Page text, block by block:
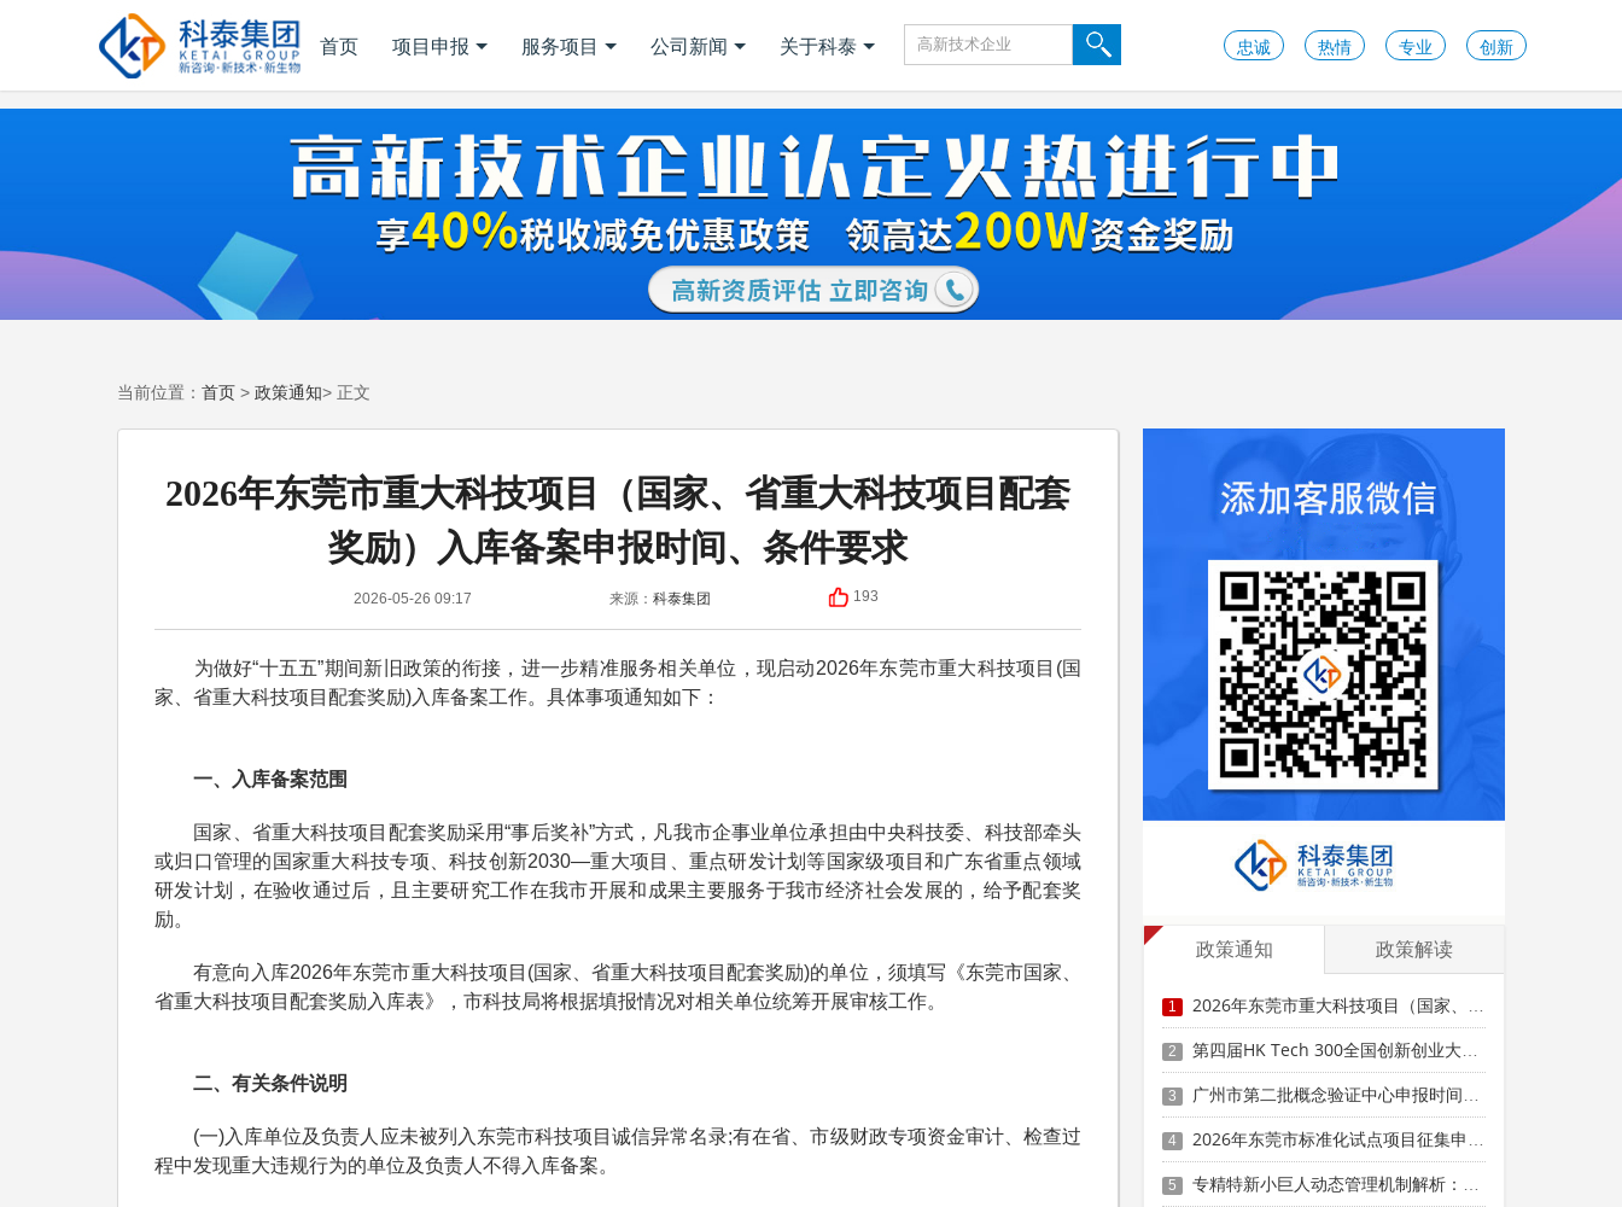
首页 项目申报 服务项目 公司新闻 关于科泰 忠诚 热情 专业 创新
当前位置： 首页 > 政策通知> 正文
2026年东莞市重大科技项目（国家、省重大科技项目配套
奖励）入库备案申报时间、条件要求
2026-05-26 09:17 来源： 科泰集团 193
为做好“十五五”期间新旧政策的衔接，进一步精准服务相关单位，现启动2026年东莞市重大科技项目(国
家、省重大科技项目配套奖励)入库备案工作。具体事项通知如下：
一、入库备案范围
国家、省重大科技项目配套奖励采用“事后奖补”方式，凡我市企事业单位承担由中央科技委、科技部牵头
或归口管理的国家重大科技专项、科技创新2030—重大项目、重点研发计划等国家级项目和广东省重点领域
研发计划，在验收通过后，且主要研究工作在我市开展和成果主要服务于我市经济社会发展的，给予配套奖
励。
有意向入库2026年东莞市重大科技项目(国家、省重大科技项目配套奖励)的单位，须填写《东莞市国家、
省重大科技项目配套奖励入库表》，市科技局将根据填报情况对相关单位统筹开展审核工作。
二、有关条件说明
(一)入库单位及负责人应未被列入东莞市科技项目诚信异常名录;有在省、市级财政专项资金审计、检查过
程中发现重大违规行为的单位及负责人不得入库备案。
政策通知 政策解读
1 2026年东莞市重大科技项目（国家、省重大科技项目配套奖励）入库备案申报时间、条件要求
2 第四届HK Tech 300全国创新创业大赛（广州赛区）参赛项目征集时间、条件要求、扶持奖励
3 广州市第二批概念验证中心申报时间、条件要求、补助奖励
4 2026年东莞市标准化试点项目征集申报时间、条件要求
5 专精特新小巨人动态管理机制解析：2026年复核不通过的主要原因与补救措施